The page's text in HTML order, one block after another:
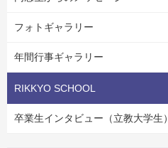
フォトギャラリー
年間行事ギャラリー
RIKKYO SCHOOL
卒業生インタビュー（立教大学生）